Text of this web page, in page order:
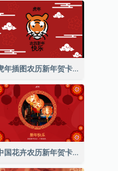
虎年插图农历新年贺卡
中国花卉农历新年贺卡